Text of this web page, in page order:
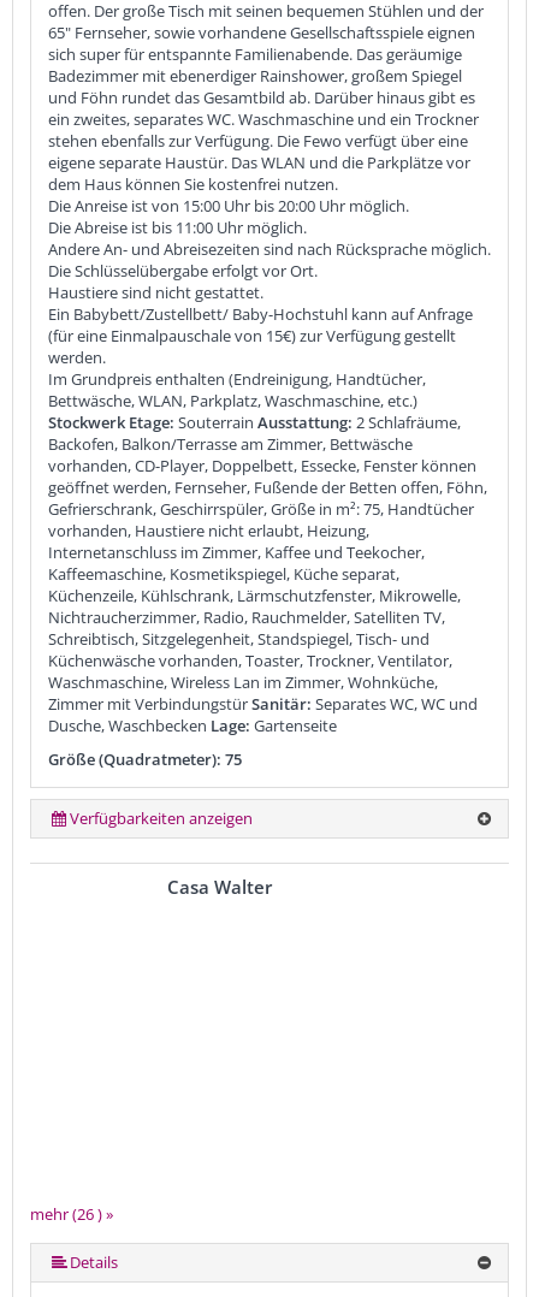
offen. Der große Tisch mit seinen bequemen Stühlen und der
65" Fernseher, sowie vorhandene Gesellschaftsspiele eignen
sich super für entspannte Familienabende. Das geräumige
Badezimmer mit ebenerdiger Rainshower, großem Spiegel
und Föhn rundet das Gesamtbild ab. Darüber hinaus gibt es
ein zweites, separates WC. Waschmaschine und ein Trockner
stehen ebenfalls zur Verfügung. Die Fewo verfügt über eine
eigene separate Haustür. Das WLAN und die Parkplätze vor
dem Haus können Sie kostenfrei nutzen.
Die Anreise ist von 15:00 Uhr bis 20:00 Uhr möglich.
Die Abreise ist bis 11:00 Uhr möglich.
Andere An- und Abreisezeiten sind nach Rücksprache möglich.
Die Schlüsselübergabe erfolgt vor Ort.
Haustiere sind nicht gestattet.
Ein Babybett/Zustellbett/ Baby-Hochstuhl kann auf Anfrage
(für eine Einmalpauschale von 15€) zur Verfügung gestellt
werden.
Im Grundpreis enthalten (Endreinigung, Handtücher,
Bettwäsche, WLAN, Parkplatz, Waschmaschine, etc.)
Stockwerk Etage: Souterrain Ausstattung: 2 Schlafräume,
Backofen, Balkon/Terrasse am Zimmer, Bettwäsche
vorhanden, CD-Player, Doppelbett, Essecke, Fenster können
geöffnet werden, Fernseher, Fußende der Betten offen, Föhn,
Gefrierschrank, Geschirrspüler, Größe in m²: 75, Handtücher
vorhanden, Haustiere nicht erlaubt, Heizung,
Internetanschluss im Zimmer, Kaffee und Teekocher,
Kaffeemaschine, Kosmetikspiegel, Küche separat,
Küchenzeile, Kühlschrank, Lärmschutzfenster, Mikrowelle,
Nichtraucherzimmer, Radio, Rauchmelder, Satelliten TV,
Schreibtisch, Sitzgelegenheit, Standspiegel, Tisch- und
Küchenwäsche vorhanden, Toaster, Trockner, Ventilator,
Waschmaschine, Wireless Lan im Zimmer, Wohnküche,
Zimmer mit VerbindungstürSanitär: Separates WC, WC und
Dusche, Waschbecken Lage: Gartenseite
Größe (Quadratmeter): 75
Verfügbarkeiten anzeigen
mehr (26 ) »
mehr (26 ) »
mehr (26 ) »
mehr (26 ) »
mehr (26 ) »
mehr (26 ) »
mehr (26 ) »
mehr (26 ) »
mehr (26 ) »
mehr (26 ) »
mehr (26 ) »
mehr (26 ) »
mehr (26 ) »
mehr (26 ) »
mehr (26 ) »
mehr (26 ) »
mehr (26 ) »
mehr (26 ) »
mehr (26 ) »
mehr (26 ) »
mehr (26 ) »
mehr (26 ) »
mehr (26 ) »
Casa Walter
Details